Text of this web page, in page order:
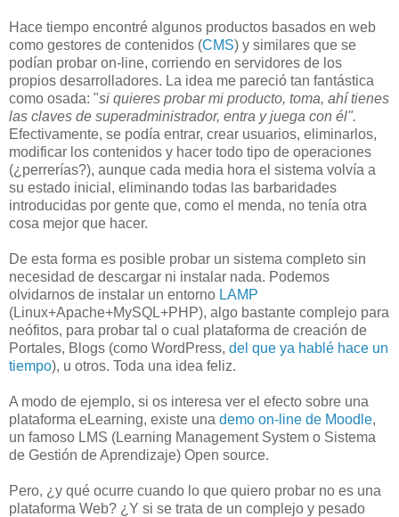
Hace tiempo encontré algunos productos basados en web
como gestores de contenidos (CMS) y similares que se
podían probar on-line, corriendo en servidores de los
propios desarrolladores. La idea me pareció tan fantástica
como osada: "si quieres probar mi producto, toma, ahí tienes
las claves de superadministrador, entra y juega con él".
Efectivamente, se podía entrar, crear usuarios, eliminarlos,
modificar los contenidos y hacer todo tipo de operaciones
(¿perrerías?), aunque cada media hora el sistema volvía a
su estado inicial, eliminando todas las barbaridades
introducidas por gente que, como el menda, no tenía otra
cosa mejor que hacer.
De esta forma es posible probar un sistema completo sin
necesidad de descargar ni instalar nada. Podemos
olvidarnos de instalar un entorno LAMP
(Linux+Apache+MySQL+PHP), algo bastante complejo para
neófitos, para probar tal o cual plataforma de creación de
Portales, Blogs (como WordPress, del que ya hablé hace un
tiempo), u otros. Toda una idea feliz.
A modo de ejemplo, si os interesa ver el efecto sobre una
plataforma eLearning, existe una demo on-line de Moodle,
un famoso LMS (Learning Management System o Sistema
de Gestión de Aprendizaje) Open source.
Pero, ¿y qué ocurre cuando lo que quiero probar no es una
plataforma Web? ¿Y si se trata de un complejo y pesado